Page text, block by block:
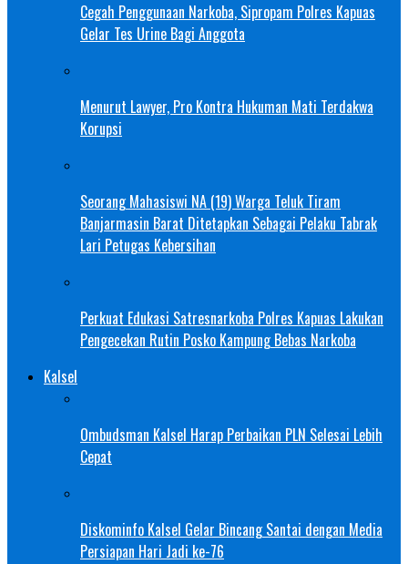
Cegah Penggunaan Narkoba, Sipropam Polres Kapuas
Gelar Tes Urine Bagi Anggota
Menurut Lawyer, Pro Kontra Hukuman Mati Terdakwa
Korupsi
Seorang Mahasiswi NA (19) Warga Teluk Tiram
Banjarmasin Barat Ditetapkan Sebagai Pelaku Tabrak
Lari Petugas Kebersihan
Perkuat Edukasi Satresnarkoba Polres Kapuas Lakukan
Pengecekan Rutin Posko Kampung Bebas Narkoba
Kalsel
Ombudsman Kalsel Harap Perbaikan PLN Selesai Lebih
Cepat
Diskominfo Kalsel Gelar Bincang Santai dengan Media
Persiapan Hari Jadi ke-76